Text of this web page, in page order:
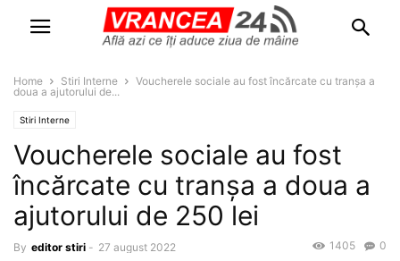
Home Stiri Interne
Voucherele sociale au fost încărcate cu tranșa a
doua a ajutorului de...
Stiri Interne
Voucherele sociale au fost
încărcate cu tranșa a doua a
ajutorului de 250 lei
By editor stiri - 27 august 2022 0
1405